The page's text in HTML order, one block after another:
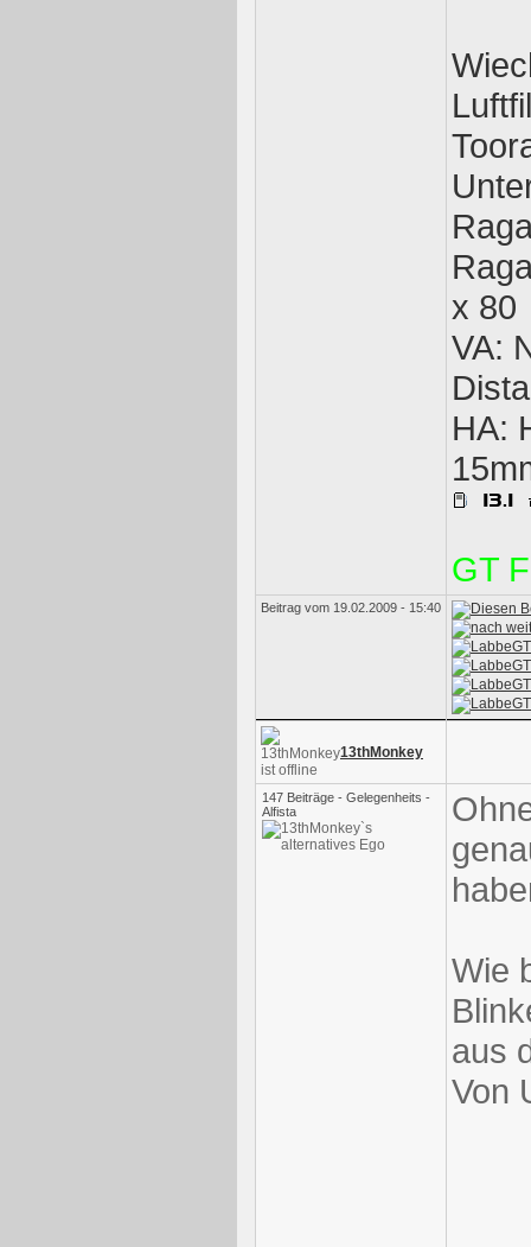
x 80
VA:
HA:
GT
Beitrag vom 19.02.2009 - 15:40
13thMonkey
147 Beiträge - Gelegenheits -
Alfista
Wie
aus
Von